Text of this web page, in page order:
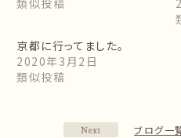
類似投稿
京都に行ってました。
2020年3月2日
類似投稿
ブログ一